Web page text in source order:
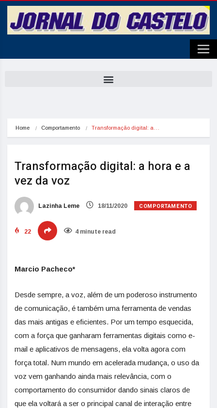
Home Comportamento Transformação digital: a…
Transformação digital: a hora e a
vez da voz
Lazinha Leme 18/11/2020 COMPORTAMENTO
22 4 minute read
Marcio Pacheco*
Desde sempre, a voz, além de um poderoso instrumento
de comunicação, é também uma ferramenta de vendas
das mais antigas e eficientes. Por um tempo esquecida,
com a força que ganharam ferramentas digitais como e-
mail e aplicativos de mensagens, ela volta agora com
força total. Num mundo em acelerada mudança, o uso da
voz vem ganhando ainda mais relevância, com o
comportamento do consumidor dando sinais claros de
que ela voltará a ser o principal canal de interação entre